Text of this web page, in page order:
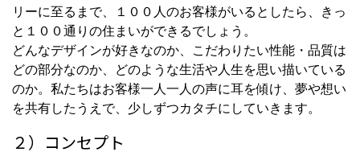
リーに至るまで、１００人のお客様がいるとしたら、きっ
と１００通りの住まいができるでしょう。
どんなデザインが好きなのか、こだわりたい性能・品質は
どの部分なのか、どのような生活や人生を思い描いている
のか。私たちはお客様一人一人の声に耳を傾け、夢や想い
を共有したうえで、少しずつカタチにしていきます。
２）コンセプト